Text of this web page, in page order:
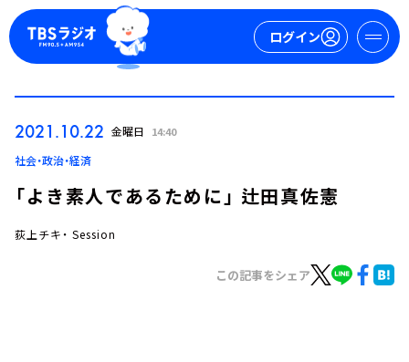
ログイン
2021.10.22 金曜日 14:40
社会・政治・経済
「よき素人であるために」 辻田真佐憲
荻上チキ・ Session
この記事をシェア